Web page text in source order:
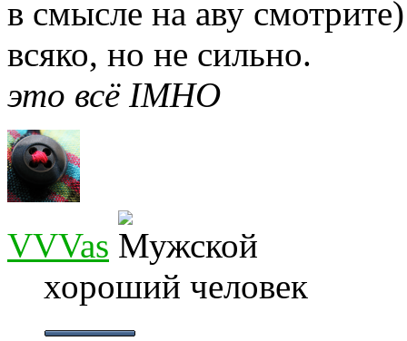
в смысле на аву
всяко, но не сильно.
это всё IMHO
VVVas
хороший человек